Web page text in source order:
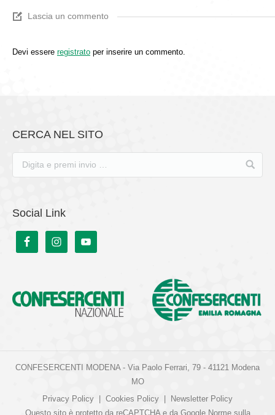
Lascia un commento
Devi essere registrato per inserire un commento.
CERCA NEL SITO
Social Link
CONFESERCENTI MODENA - Via Paolo Ferrari, 79 - 41121 Modena
MO
Privacy Policy
Cookies Policy
Newsletter Policy
Questo sito è protetto da reCAPTCHA e da Google Norme sulla